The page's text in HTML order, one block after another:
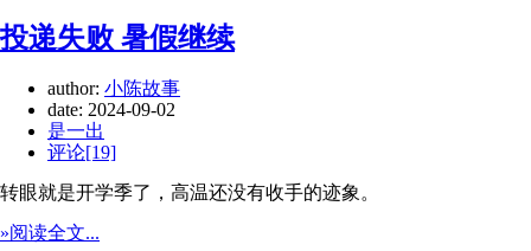
投递失败 暑假继续
author: 小陈故事
date: 2024-09-02
是一出
评论[19]
转眼就是开学季了，高温还没有收手的迹象。
»阅读全文...